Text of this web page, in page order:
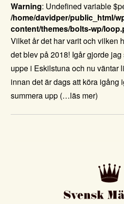
Warning: Undefined variable
/home/davidper/public_html/
content/themes/bolts-wp/
Vilket år det har varit och vilken
det blev på 2018! Igår gjorde
uppe i Eskilstuna och nu väntar
innan det är dags att köra igång
summera upp (…läs mer)